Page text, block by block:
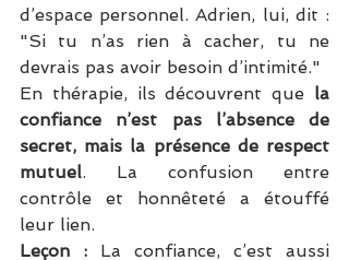
d’espace personnel. Adrien, lui, dit :
"Si tu n’as rien à cacher, tu ne
devrais pas avoir besoin d’intimité."
En thérapie, ils découvrent que la
confiance n’est pas l’absence de
secret, mais la présence de respect
mutuel. La confusion entre
contrôle et honnêteté a étouffé
leur lien.
Leçon : La confiance, c’est aussi